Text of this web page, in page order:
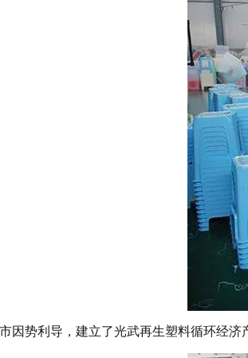
因势利导，建立了光武再生塑料循环经济